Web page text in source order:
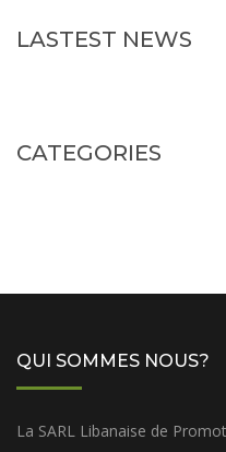
LASTEST NEWS
CATEGORIES
QUI SOMMES NOUS?
La SARL Libanaise de